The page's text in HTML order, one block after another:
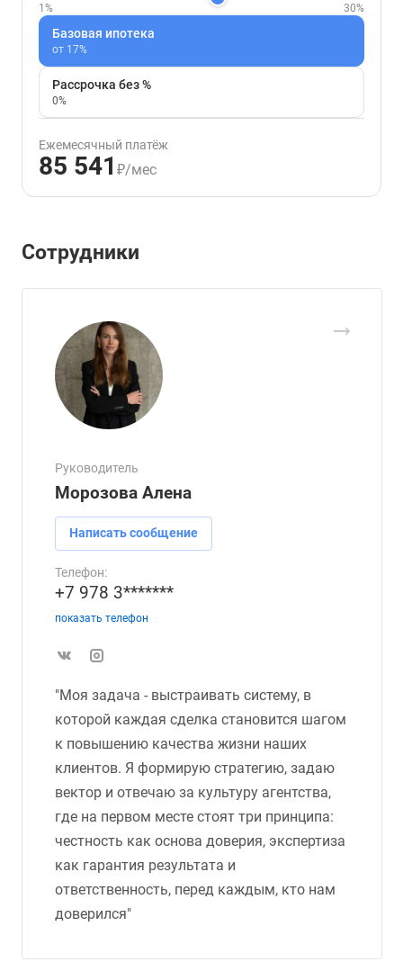
1% 30%
Базовая ипотека
от 17%
Рассрочка без %
0%
Ежемесячный платёж
85 541 ₽/мес
Сотрудники
Руководитель
Морозова Алена
Написать сообщение
Телефон:
+7 978 3*******
показать телефон
"Моя задача - выстраивать систему, в
которой каждая сделка становится шагом
к повышению качества жизни наших
клиентов. Я формирую стратегию, задаю
вектор и отвечаю за культуру агентства,
где на первом месте стоят три принципа:
честность как основа доверия, экспертиза
как гарантия результата и
ответственность, перед каждым, кто нам
доверился"